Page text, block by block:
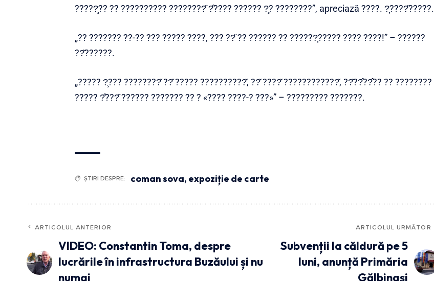
?????̧?? ?? ?????????? ????????̆ ?̂???? ?????? ?̧? ????????”, apreciază ????. ?̦????̆?????.
„?? ??????? ??-?? ??? ????? ????, ??? ??̆ ?? ?????? ?? ??????̦????? ???? ????!” – ??????
??̆??????.
„????? ?̧??? ????????̆ ??̆ ????? ??????????̆, ??̆ ????̆ ????????????̆, ??̆??̂??̂?? ?? ????????
????? ?̂???̆ ?????? ??????? ?? ? «???? ????-⁠? ???»” – ????????? ???????.
ȘTIRI DESPRE: coman sova, expoziție de carte
ARTICOLUL ANTERIOR
VIDEO: Constantin Toma, despre
lucrările în infrastructura Buzăului și nu
numai
ARTICOLUL URMĂTOR
Subvenții la căldură pe 5
luni, anunță Primăria
Gălbinași